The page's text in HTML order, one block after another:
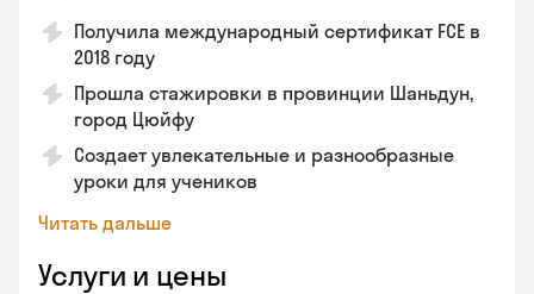
Получила международный сертификат FCE в
2018 году
Прошла стажировки в провинции Шаньдун,
город Цюйфу
Создает увлекательные и разнообразные
уроки для учеников
Читать дальше
Услуги и цены